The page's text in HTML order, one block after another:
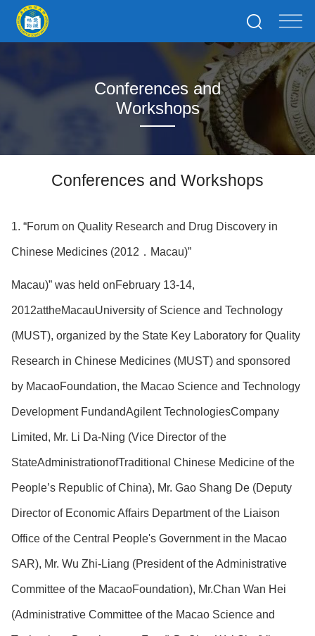
Conferences and
Workshops
Conferences and Workshops
1. “Forum on Quality Research and Drug Discovery in
Chinese Medicines (2012．Macau)”
Macau)” was held onFebruary 13-14,
2012attheMacauUniversity of Science and Technology
(MUST), organized by the State Key Laboratory for Quality
Research in Chinese Medicines (MUST) and sponsored
by MacaoFoundation, the Macao Science and Technology
Development FundandAgilent TechnologiesCompany
Limited, Mr. Li Da-Ning (Vice Director of the
StateAdministrationofTraditional Chinese Medicine of the
People’s Republic of China), Mr. Gao Shang De (Deputy
Director of Economic Affairs Department of the Liaison
Office of the Central People's Government in the Macao
SAR), Mr. Wu Zhi-Liang (President of the Administrative
Committee of the MacaoFoundation), Mr.Chan Wan Hei
(Administrative Committee of the Macao Science and